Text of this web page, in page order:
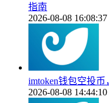
指南
2026-08-08 16:08:37
imtoken钱包空投
2026-08-08 14:44:10